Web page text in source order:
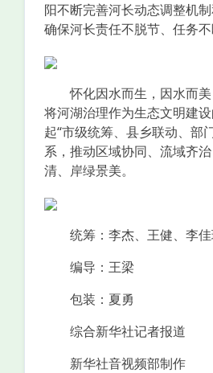
阳不断完善河长动态调整机
确保河长责任不脱节、任务不
怀化因水而生，因水而美
将河湖治理作为生态文明建
起“市级统筹、县乡联动、部
系，推动区域协同、流域齐
清、岸绿景美。
统筹：李杰、王健、李
编导：王梁
包装：夏勇
综合新华社记者报道
新华社音视频部制作